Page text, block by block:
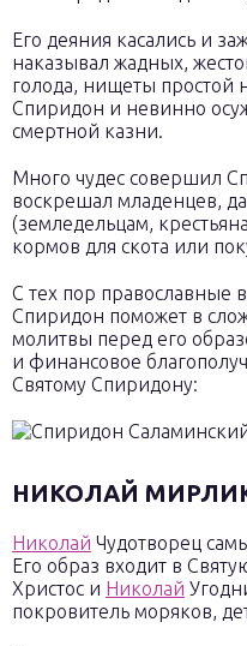
Его деяния касались и
наказывал жадных,
голода, нищеты простой
Спиридон и невинно
смертной казни.
Много чудес совершил
воскрешал младенцев,
(земледельцам,
кормов для скота или
С тех пор православные
Спиридон поможет в
молитвы перед его
и финансовое
Святому Спиридону:
НИКОЛАЙ
Николай Чудотворец
Его образ входит в
Христос и Николай
покровитель моряков,